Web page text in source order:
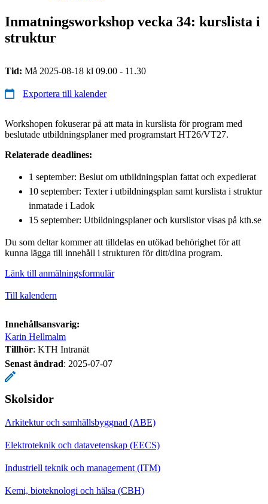
Inmatningsworkshop vecka 34: kurslista i
struktur
Tid: Må 2025-08-18 kl 09.00 - 11.30
Exportera till kalender
Workshopen fokuserar på att mata in kurslista för program med
beslutade utbildningsplaner med programstart HT26/VT27.
Relaterade deadlines:
1 september: Beslut om utbildningsplan fattat och expedierat
10 september: Texter i utbildningsplan samt kurslista i struktur
inmatade i Ladok
15 september: Utbildningsplaner och kurslistor visas på kth.se
Du som deltar kommer att tilldelas en utökad behörighet för att
kunna lägga till innehåll i strukturen för ditt/dina program.
Länk till anmälningsformulär
Till kalendern
Innehållsansvarig:
Karin Hellmalm
Tillhör: KTH Intranät
Senast ändrad: 2025-07-07
Skolsidor
Arkitektur och samhällsbyggnad (ABE)
Elektroteknik och datavetenskap (EECS)
Industriell teknik och management (ITM)
Kemi, bioteknologi och hälsa (CBH)